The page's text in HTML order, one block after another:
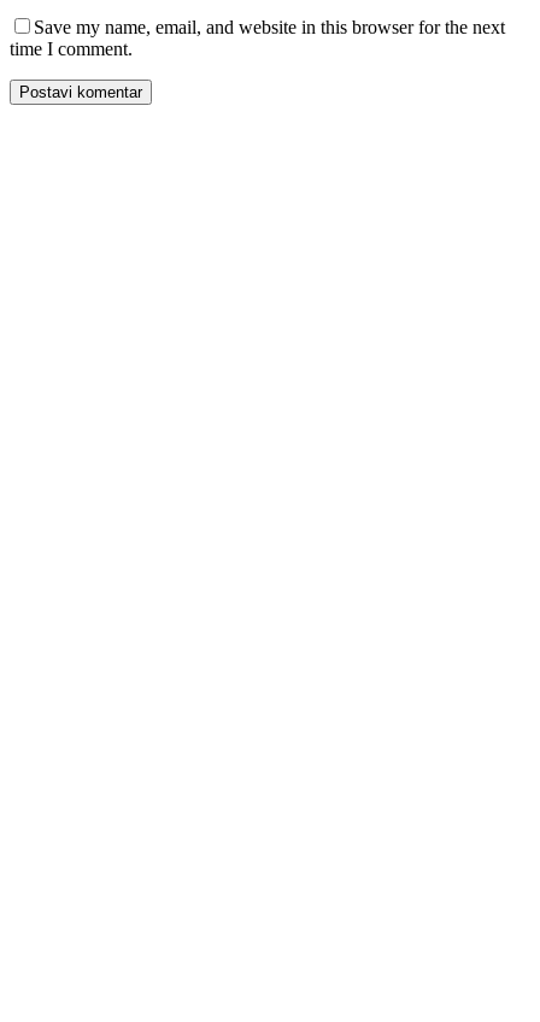
Save my name, email, and website in this browser for the next
time I comment.